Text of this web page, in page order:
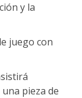
y la
juego con
pieza de